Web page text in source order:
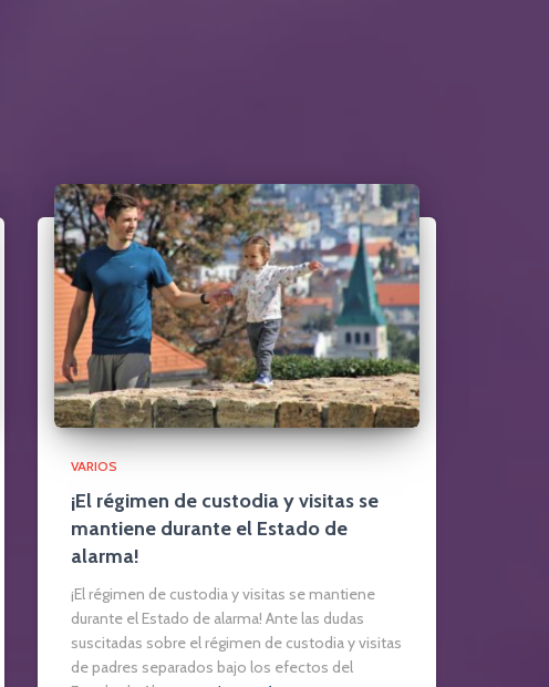
VARIOS
¡El régimen de custodia y visitas se
mantiene durante el Estado de
alarma!
¡El régimen de custodia y visitas se mantiene
durante el Estado de alarma! Ante las dudas
suscitadas sobre el régimen de custodia y visitas
de padres separados bajo los efectos del